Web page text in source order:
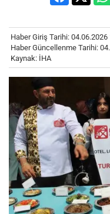
Haber Giriş Tarihi: 04.06.2026
Haber Güncellenme Tarihi:
Kaynak: İHA